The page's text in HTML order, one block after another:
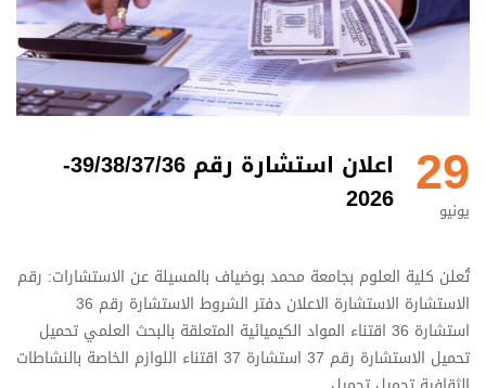
29
يونيو
اعلان استشارة رقم 39/38/37/36-
2026
تُعلن كلية العلوم بجامعة محمد بوضياف بالمسيلة عن الاستشارات: رقم
الاستشارة الاستشارة الاعلان دفتر الشروط الاستشارة رقم 36
استشارة 36 اقتناء المواد الكيميائية المتعلقة بالبحث العلمي تحميل
تحميل الاستشارة رقم 37 استشارة 37 اقتناء اللوازم الخاصة بالنشاطات